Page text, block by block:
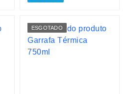
ESGOTADO